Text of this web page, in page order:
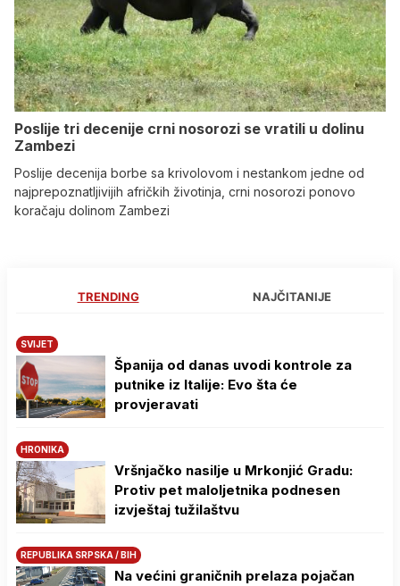
Poslije tri decenije crni nosorozi se vratili u dolinu
Zambezi
Poslije decenija borbe sa krivolovom i nestankom jedne od
najprepoznatljivijih afričkih životinja, crni nosorozi ponovo
koračaju dolinom Zambezi
TRENDING NAJČITANIJE
SVIJET
Španija od danas uvodi kontrole za
putnike iz Italije: Evo šta će
provjeravati
HRONIKA
Vršnjačko nasilje u Mrkonjić Gradu:
Protiv pet maloljetnika podnesen
izvještaj tužilaštvu
REPUBLIKA SRPSKA / BIH
Na većini graničnih prelaza pojačan